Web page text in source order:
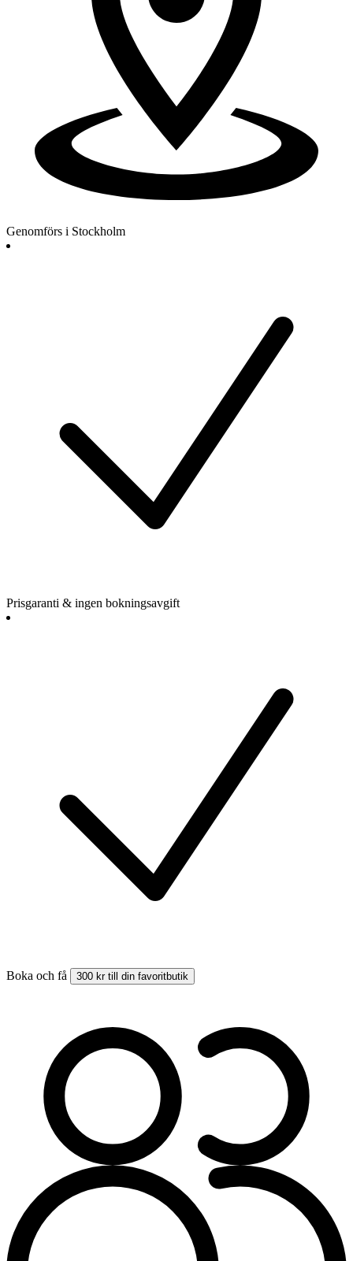
Genomförs i Stockholm
Prisgaranti & ingen bokningsavgift
Boka och få 300 kr till din favoritbutik